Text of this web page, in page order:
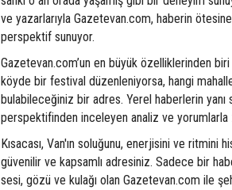
ve yazarlarıyla Gazetevan.com, haberin
perspektif sunuyor.
Gazetevan.com’un en büyük özelliklerinden
köyde bir festival düzenleniyorsa, hangi
bulabileceğiniz bir adres. Yerel haberlerin yanı
perspektifinden inceleyen analiz ve
Kısacası, Van'ın soluğunu, enerjisini ve ritmini
güvenilir ve kapsamlı adresiniz. Sadece bir
sesi, gözü ve kulağı olan Gazetevan.com ile